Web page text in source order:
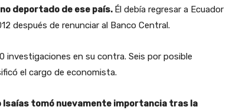
deportado de ese país. Él debía regresar a Ecuador
después de renunciar al Banco Central.
investigaciones en su contra. Seis por posible
el cargo de economista.
Isaías tomó nuevamente importancia tras la